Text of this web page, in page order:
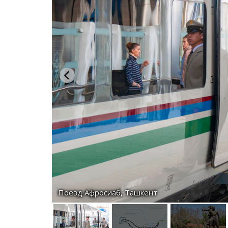
Поезд Афросиаб, Ташкент